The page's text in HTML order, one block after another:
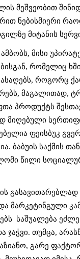
მეშვეობით
ნებისმიერი
მიტანის
მისი
რომელიც
როგორც
მაგალითად,
პროდუქტს
მიღებული
ფეისბუკ
ბაბუის საქმის
წილი
მარკეტინგული
საშუალება
ჯაჭვი. თუმცა,
გარე